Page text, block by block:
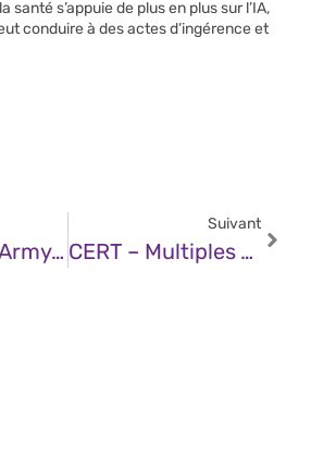
santé s’appuie de plus en plus sur l’IA,
conduire à des actes d’ingérence et
Krebs – U.S. Army Soldier Arrested In AT&T, Verizon Extortions
Suivant
CERT – Multiples Vulnérabilités Dans Les Produits Moxa (03 Janvier 2025)